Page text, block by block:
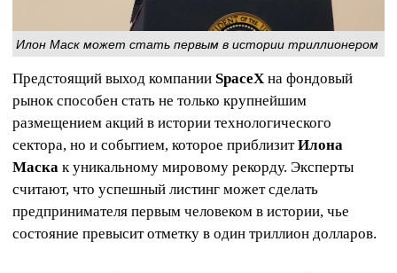
Илон Маск может стать первым в истории триллионером
Предстоящий выход компании SpaceX на фондовый
рынок способен стать не только крупнейшим
размещением акций в истории технологического
сектора, но и событием, которое приблизитИлона
Маска к уникальному мировому рекорду. Эксперты
считают, что успешный листинг может сделать
предпринимателя первым человеком в истории, чье
состояние превысит отметку в один триллион долларов.